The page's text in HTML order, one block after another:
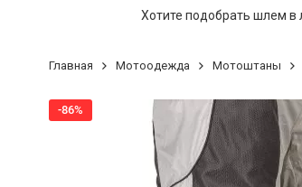
Хотите подобрать шлем
Главная Мотоодежда Мотоштаны
-86%